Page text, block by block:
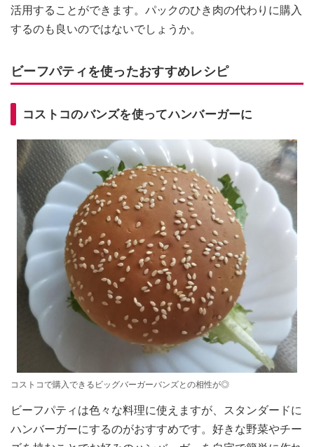
活用することができます。パックのひき肉の代わりに購入
するのも良いのではないでしょうか。
ビーフパティを使ったおすすめレシピ
コストコのバンズを使ってハンバーガーに
コストコで購入できるビッグバーガーバンズとの相性が◎
ビーフパティは色々な料理に使えますが、スタンダードに
ハンバーガーにするのがおすすめです。好きな野菜やチー